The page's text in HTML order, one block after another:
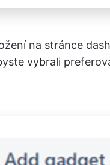
na stránce
vybrali